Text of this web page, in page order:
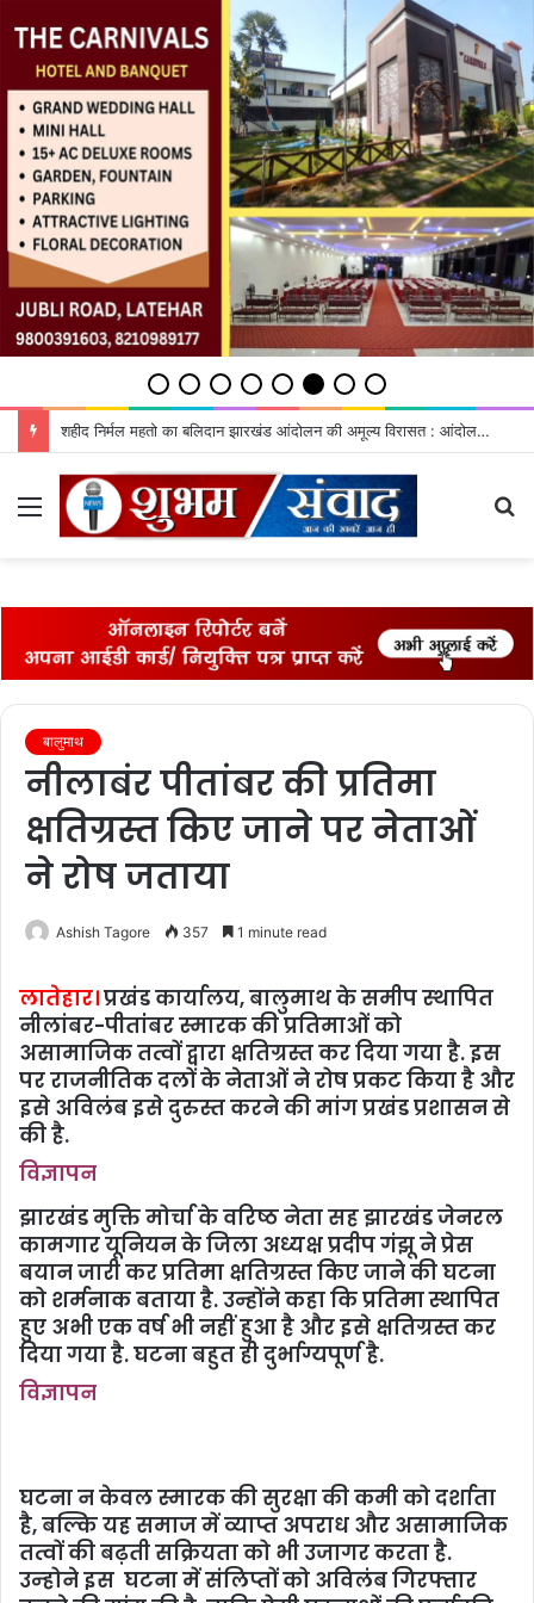
शहीद निर्मल महतो का बलिदान झारखंड आंदोलन की अमूल्य विरासत : आंदोलनकारी
Menu
बालुमाथ
नीलाबंर पीतांबर की प्रतिमा
क्षतिग्रस्त किए जाने पर नेताओं
ने रोष जताया
Ashish Tagore 357 1 minute read
लातेहार।प्रखंड कार्यालय, बालुमाथ के समीप स्‍थापित
नीलांबर-पीतांंबर स्मारक की प्रतिमाओं को
असामाजिक तत्वों द्वारा क्षतिग्रस्‍त कर दिया गया है. इस
पर राजनीतिक दलों के नेताओं ने रोष प्रकट किया है और
इसे अविलंब इसे दुरुस्त करने की मांग प्रखंड प्रशासन से
की है.
विज्ञापन
झारखंड मुक्ति मोर्चा के वरिष्ठ नेता सह झारखंड जेनरल
कामगार यूनियन के जिला अध्यक्ष प्रदीप गंझू ने प्रेस
बयान जारी कर प्रतिमा क्षतिग्रस्त किए जाने की घटना
को शर्मनाक बताया है. उन्होंने कहा कि प्रतिमा स्थापित
हुए अभी एक वर्ष भी नहीं हुआ है और इसे क्षतिग्रस्त कर
दिया गया है. घटना बहुत ही दुर्भाग्यपूर्ण है.
विज्ञापन
घटना न केवल स्मारक की सुरक्षा की कमी को दर्शाता
है, बल्कि यह समाज में व्याप्त अपराध और असामाजिक
तत्वों की बढ़ती सक्रियता को भी उजागर करता है.
उन्‍होने इस घटना में संलिप्तों को अविलंब गिरफ्तार